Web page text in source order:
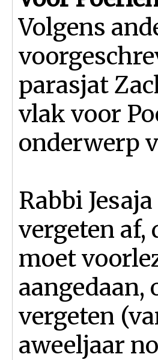
Volgens
parasjat
vlak voor
onderwerp
Rabbi
vergeten af,
moet
aangedaan,
vergeten
aweeljaar